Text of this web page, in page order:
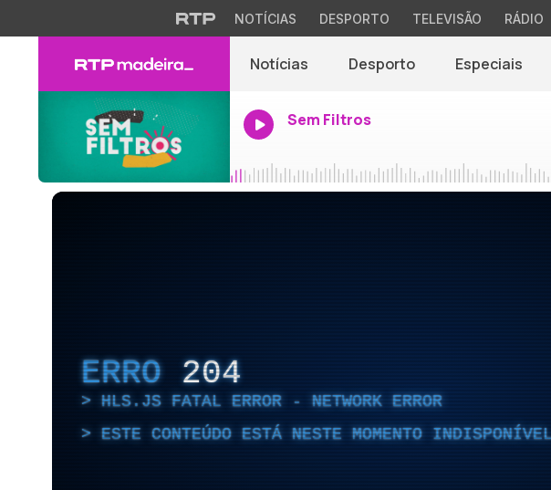
NOTÍCIAS DESPORTO TELEVISÃO RÁDIO
Notícias Desporto Especiais
Sem Filtros
ERRO 204
HLS.JS FATAL ERROR - NETWORK ERROR
ESTE CONTEÚDO ESTÁ NESTE MOMENTO INDISPONÍVEL